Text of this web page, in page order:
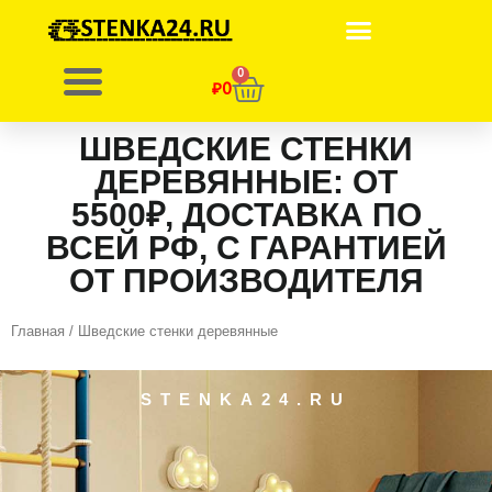
содержимому
₽0
0
К
о
р
з
и
н
а
ШВЕДСКИЕ СТЕНКИ
ДЕРЕВЯННЫЕ: ОТ
5500₽, ДОСТАВКА ПО
ВСЕЙ РФ, С ГАРАНТИЕЙ
ОТ ПРОИЗВОДИТЕЛЯ
Главная / Шведские стенки деревянные
STENKA24.RU